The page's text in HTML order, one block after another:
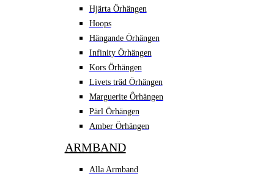
Hjärta Örhängen
Hoops
Hängande Örhängen
Infinity Örhängen
Kors Örhängen
Livets träd Örhängen
Marguerite Ôrhängen
Pärl Örhängen
Amber Örhängen
ARMBAND
Alla Armband